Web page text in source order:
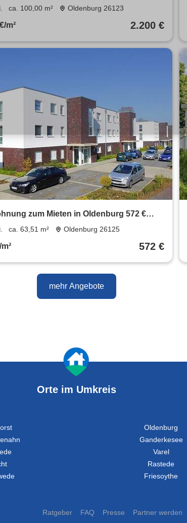
Str., Oldenburg
ca. 100,00 m² Oldenburg 26123
m² 2.200 €
zum Mieten in Oldenburg 572 €
m²
ca. 63,51 m² Oldenburg 26125
572 €
mehr Angebote
Orte im Umkreis
Oldenburg
Ganderkesee
Varel
Rastede
Friesoythe
Ratgeber FAQ Presse Partner werden